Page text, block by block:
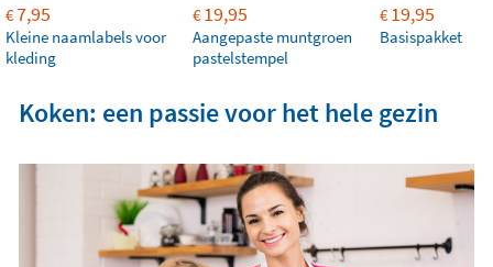
€7,95
Kleine naamlabels voor
kleding
€19,95
Aangepaste muntgroen
pastelstempel
€19,95
Basispakket
Koken: een passie voor het hele gezin